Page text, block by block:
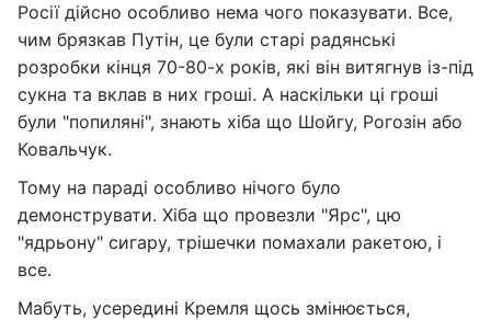
Росії дійсно особливо нема чого показувати. Все,
чим брязкав Путін, це були старі радянські
розробки кінця 70-80-х років, які він витягнув із-під
сукна та вклав в них гроші. А наскільки ці гроші
були "попиляні", знають хіба що Шойгу, Рогозін або
Ковальчук.
Тому на параді особливо нічого було
демонструвати. Хіба що провезли "Ярс", цю
"ядрьону" сигару, трішечки помахали ракетою, і
все.
Мабуть, усередині Кремля щось змінюється,